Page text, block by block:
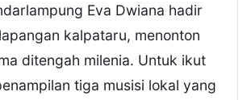
Eva Dwiana hadir
kalpataru, menonton
ditengah milenia. Untuk ikut
tiga musisi lokal yang